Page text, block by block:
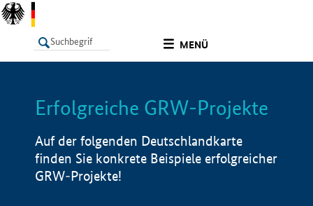
MENÜ
LISTE Info
Erfolgreiche GRW-Projekte
Auf der folgenden Deutschlandkarte
finden Sie konkrete Beispiele erfolgreicher
GRW-Projekte!